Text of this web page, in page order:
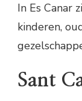
In Es Canar
kinderen,
Sant